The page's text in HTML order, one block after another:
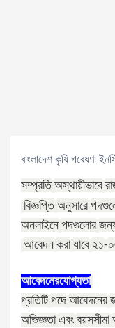
বাংলাদেশ কৃষি গবেষণা
সম্প্রতি অস্থায়ীভাবে
বিজ্ঞপ্তি অনুসারে
অনলাইনে পদগুলোর
আবেদন করা যাবে ২১-
আবেদনেরযোগ্যতা
প্রতিটি পদে আবেদনের
অভিজ্ঞতা এবং বয়সসীমা